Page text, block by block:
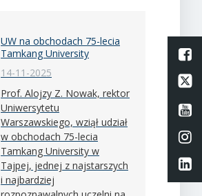
UW na obchodach 75-lecia
Tamkang University
14-11-2025
Prof. Alojzy Z. Nowak, rektor
Uniwersytetu
Warszawskiego, wziął udział
w obchodach 75-lecia
Tamkang University w
Tajpej, jednej z najstarszych
i najbardziej